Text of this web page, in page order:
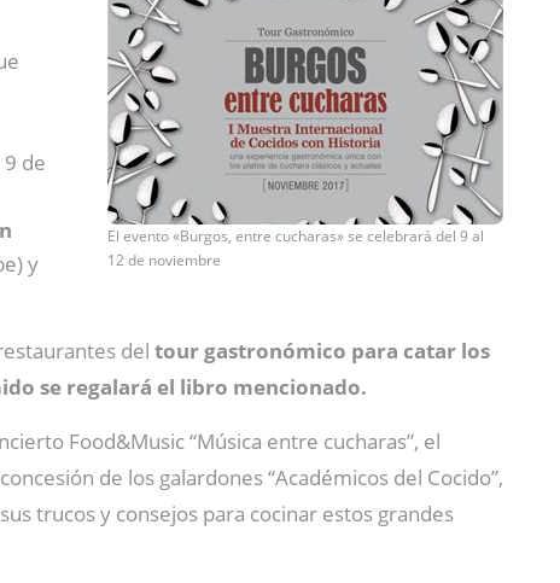
El evento «Burgos, entre cucharas» se celebrará del 9 al
12 de noviembre
de
y
del tour gastronómico para catar los
se regalará el libro mencionado.
Food&Music “Música entre cucharas”, el
de los galardones “Académicos del Cocido”,
trucos y consejos para cocinar estos grandes